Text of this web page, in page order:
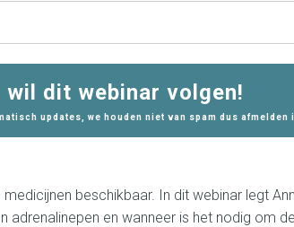
wil dit webinar volgen!
updates, we houden niet van spam dus afmelden
beschikbaar. In dit webinar legt
en wanneer is het nodig om